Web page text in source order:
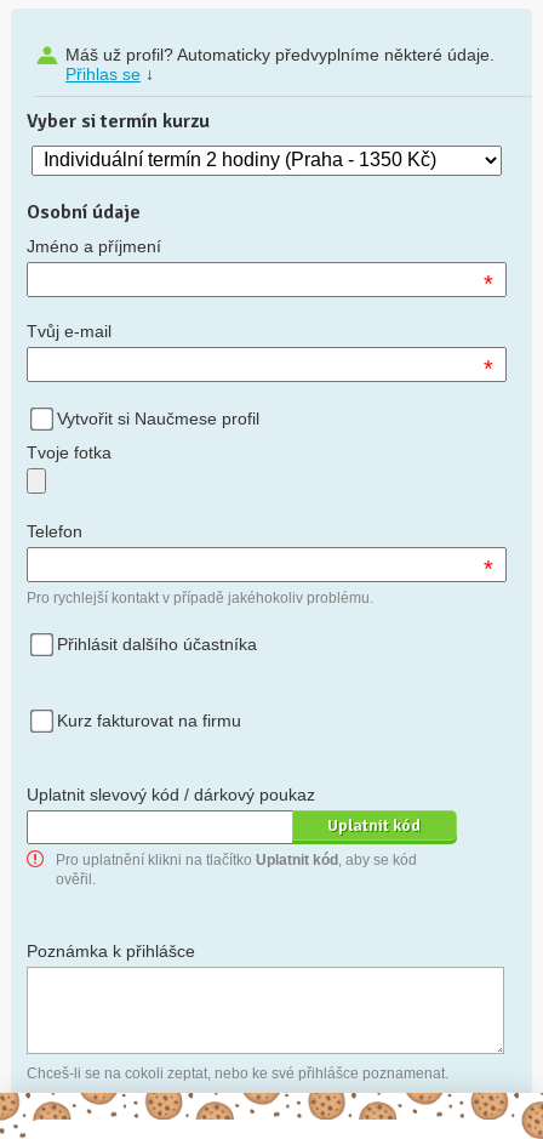
Máš už profil? Automaticky předvyplníme některé údaje.
Přihlas se↓
Vyber si termín kurzu
Osobní údaje
Jméno a příjmení
*
Tvůj e-mail
*
Vytvořit si Naučmese profil
Tvoje fotka
Telefon
*
Pro rychlejší kontakt v případě jakéhokoliv problému.
Přihlásit dalšího účastníka
Kurz fakturovat na firmu
Uplatnit slevový kód / dárkový poukaz
Pro uplatnění klikni na tlačítko Uplatnit kód , aby se kód
ověřil.
Poznámka k přihlášce
Chceš-li se na cokoli zeptat, nebo ke své přihlášce poznamenat.
Anonymní profil – odesláním přihlášky se automaticky